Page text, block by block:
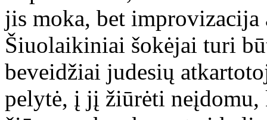
jis moka, bet
Šiuolaikiniai šokėjai turi
beveidžiai judesių
pelytė, į jį žiūrėti